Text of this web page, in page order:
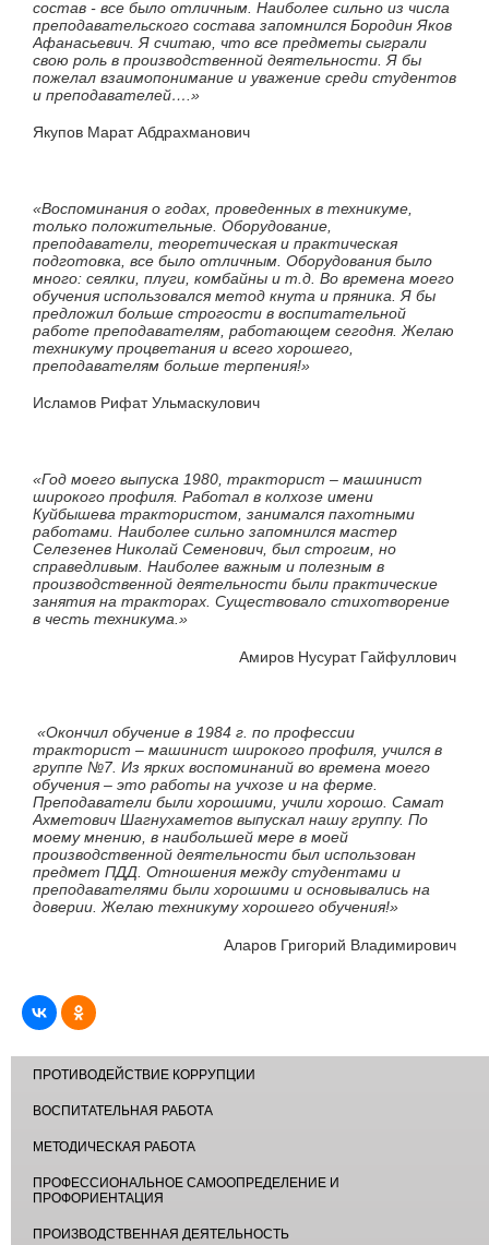
состав - все было отличным. Наиболее сильно из числа
преподавательского состава запомнился Бородин Яков
Афанасьевич. Я считаю, что все предметы сыграли
свою роль в производственной деятельности. Я бы
пожелал взаимопонимание и уважение среди студентов
и преподавателей….»
Якупов Марат Абдрахманович
«Воспоминания о годах, проведенных в техникуме,
только положительные. Оборудование,
преподаватели, теоретическая и практическая
подготовка, все было отличным. Оборудования было
много: сеялки, плуги, комбайны и т.д. Во времена моего
обучения использовался метод кнута и пряника. Я бы
предложил больше строгости в воспитательной
работе преподавателям, работающем сегодня. Желаю
техникуму процветания и всего хорошего,
преподавателям больше терпения!»
Исламов Рифат Ульмаскулович
«Год моего выпуска 1980, тракторист – машинист
широкого профиля. Работал в колхозе имени
Куйбышева трактористом, занимался пахотными
работами. Наиболее сильно запомнился мастер
Селезенев Николай Семенович, был строгим, но
справедливым. Наиболее важным и полезным в
производственной деятельности были практические
занятия на тракторах. Существовало стихотворение
в честь техникума.»
Амиров Нусурат Гайфуллович
«Окончил обучение в 1984 г. по профессии
тракторист – машинист широкого профиля, учился в
группе №7. Из ярких воспоминаний во времена моего
обучения – это работы на учхозе и на ферме.
Преподаватели были хорошими, учили хорошо. Самат
Ахметович Шагнухаметов выпускал нашу группу. По
моему мнению, в наибольшей мере в моей
производственной деятельности был использован
предмет ПДД. Отношения между студентами и
преподавателями были хорошими и основывались на
доверии. Желаю техникуму хорошего обучения!»
Аларов Григорий Владимирович
ПРОТИВОДЕЙСТВИЕ КОРРУПЦИИ
ВОСПИТАТЕЛЬНАЯ РАБОТА
МЕТОДИЧЕСКАЯ РАБОТА
ПРОФЕССИОНАЛЬНОЕ САМООПРЕДЕЛЕНИЕ И
ПРОФОРИЕНТАЦИЯ
ПРОИЗВОДСТВЕННАЯ ДЕЯТЕЛЬНОСТЬ